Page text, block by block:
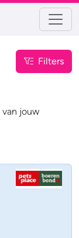
Filters
van jouw